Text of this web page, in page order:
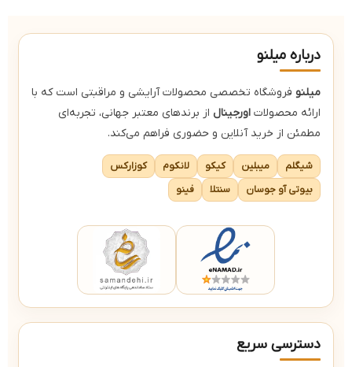
درباره میلنو
میلنو فروشگاه تخصصی محصولات آرایشی و مراقبتی است که با
ارائه محصولات اورجینال از برندهای معتبر جهانی، تجربه‌ای
مطمئن از خرید آنلاین و حضوری فراهم می‌کند.
شیگلم میبلین کیکو لانکوم
کوزارکس
بیوتی آو جوسان
سنتلا فینو
دسترسی سریع